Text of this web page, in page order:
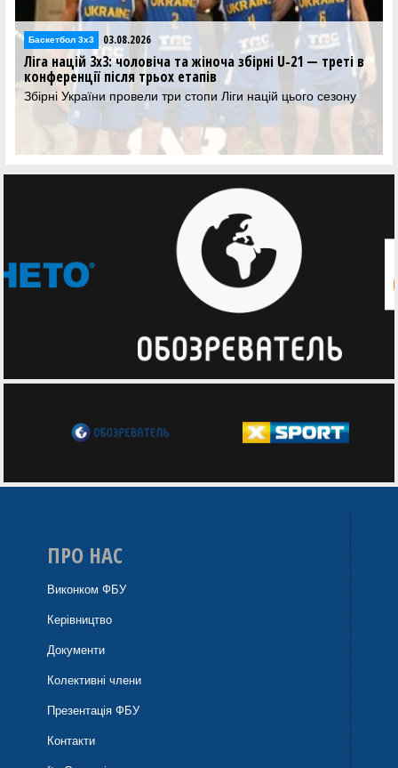
Баскетбол 3х3 03.08.2026
Ліга націй 3х3: чоловіча та жіноча збірні U-21 — треті в
конференції після трьох етапів
Збірні України провели три стопи Ліги націй цього сезону
ПРО НАС
Виконком ФБУ
Керівництво
Документи
Колективні члени
Презентація ФБУ
Контакти